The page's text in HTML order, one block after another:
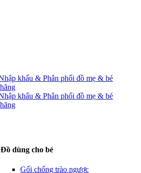
Đồ dùng cho bé
Gối chống trào ngược